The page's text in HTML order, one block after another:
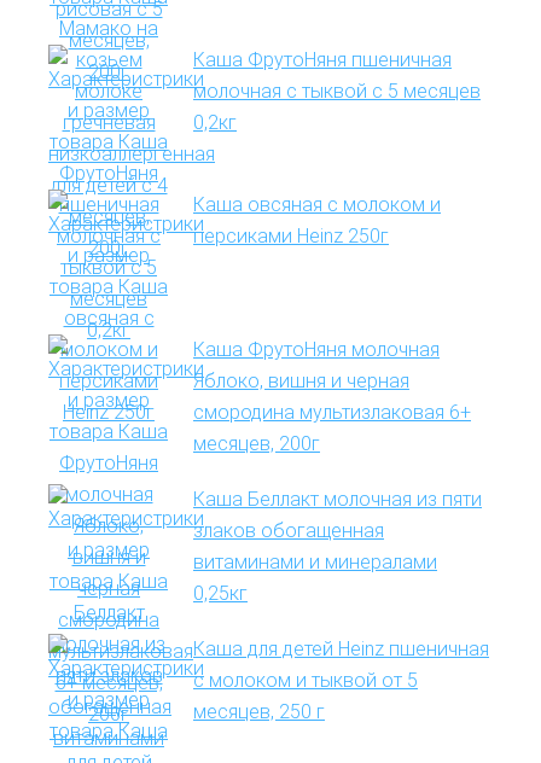
Каша ФрутоНяня пшеничная
молочная с тыквой с 5 месяцев
0,2кг
Каша овсяная с молоком и
персиками Heinz 250г
Каша ФрутоНяня молочная
Яблоко, вишня и черная
смородина мультизлаковая 6+
месяцев, 200г
Каша Беллакт молочная из пяти
злаков обогащенная
витаминами и минералами
0,25кг
Каша для детей Heinz пшеничная
с молоком и тыквой от 5
месяцев, 250 г